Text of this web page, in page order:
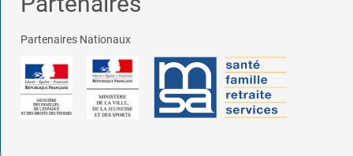
Partenaires Nationaux